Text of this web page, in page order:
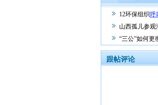
12环保组织呼
山西孤儿参观
“三公”如何更
跟帖评论